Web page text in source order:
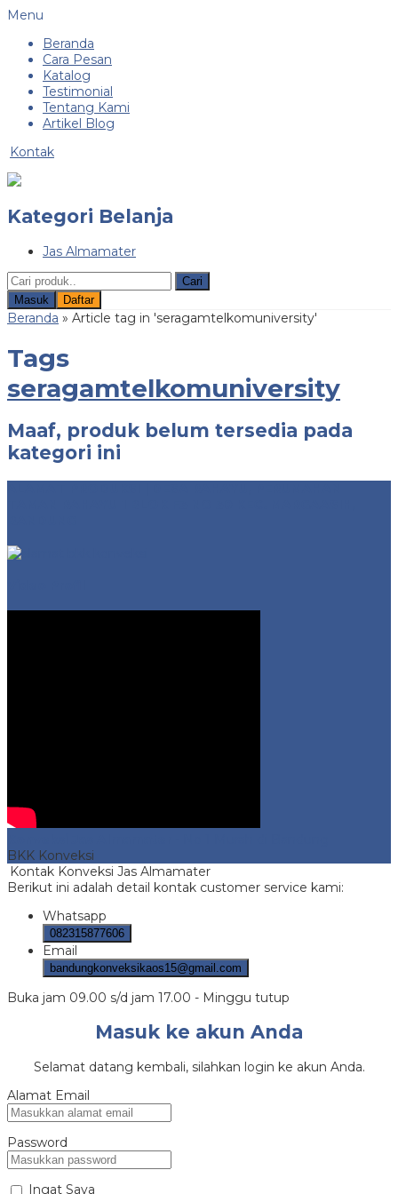
Menu
Beranda
Cara Pesan
Katalog
Testimonial
Tentang Kami
Artikel Blog
Kontak
Kategori Belanja
Jas Almamater
Cari
Masuk
Daftar
Beranda » Article tag in 'seragamtelkomuniversity'
Tags
seragamtelkomuniversity
Maaf, produk belum tersedia pada
kategori ini
BKK Konveksi
Kontak Konveksi Jas Almamater
Berikut ini adalah detail kontak customer service kami:
Whatsapp
082315877606
Email
bandungkonveksikaos15@gmail.com
Buka jam 09.00 s/d jam 17.00 - Minggu tutup
Masuk ke akun Anda
Selamat datang kembali, silahkan login ke akun Anda.
Alamat Email
Password
Ingat Saya